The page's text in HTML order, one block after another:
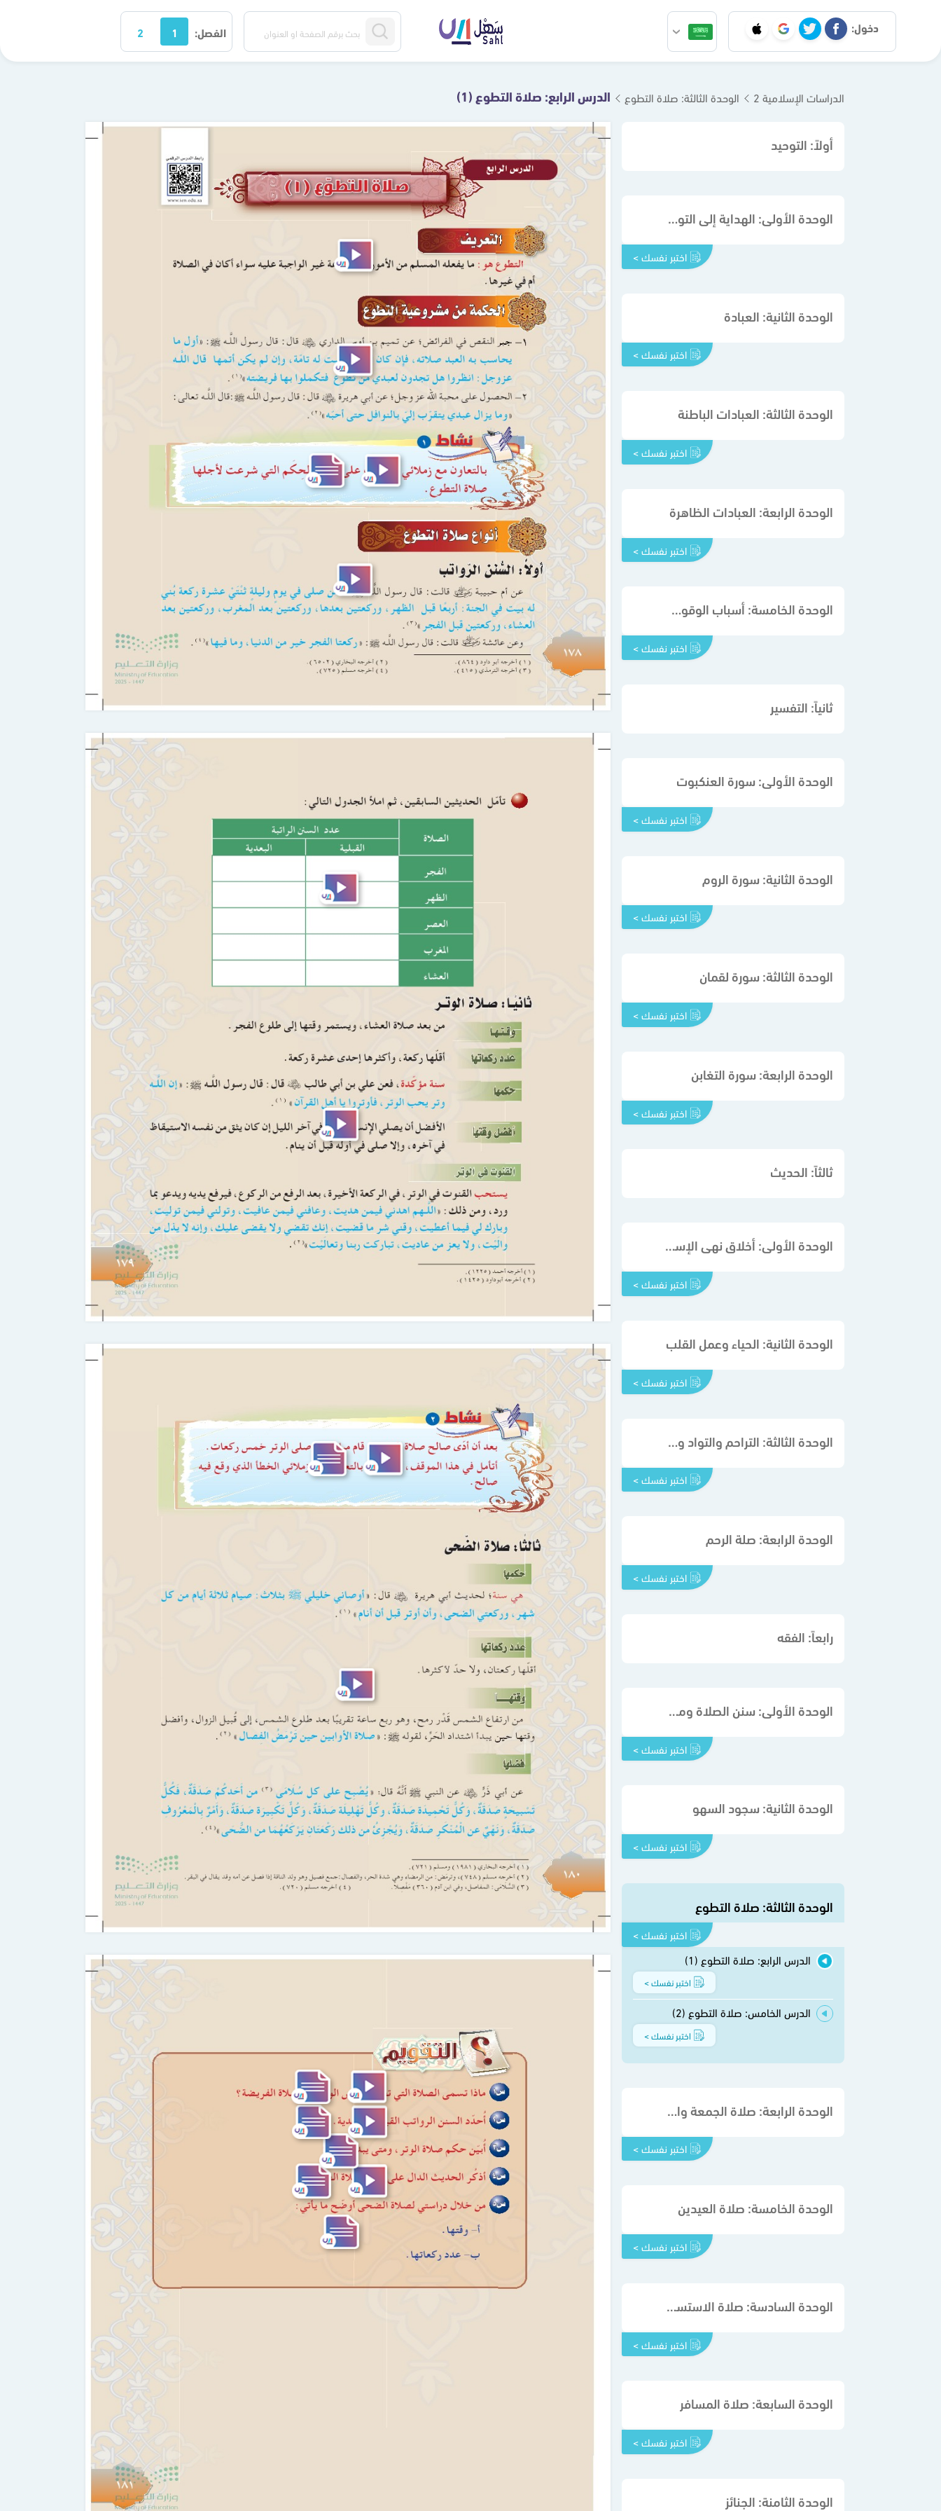
دخول: الفصل: 1
2
الدراسات الإسلامية 2 الوحدة الثالثة: صلاة التطوع الدرس الرابع: صلاة التطوع (1)
أولاً: التوحيد
الوحدة الأولى: الهداية إلى التوحيد ونتائجه في الدنيا والآخرة
اختبر نفسك >
الوحدة الثانية: العبادة
اختبر نفسك >
الوحدة الثالثة: العبادات الباطنة
اختبر نفسك >
الوحدة الرابعة: العبادات الظاهرة
اختبر نفسك >
الوحدة الخامسة: أسباب الوقوع في الشرك
اختبر نفسك >
ثانياً: التفسير
الوحدة الأولى: سورة العنكبوت
اختبر نفسك >
الوحدة الثانية: سورة الروم
اختبر نفسك >
الوحدة الثالثة: سورة لقمان
اختبر نفسك >
الوحدة الرابعة: سورة التغابن
اختبر نفسك >
ثالثاً: الحديث
الوحدة الأولى: أخلاق نهى الإسلام عنها
اختبر نفسك >
الوحدة الثانية: الحياء وعمل القلب
اختبر نفسك >
الوحدة الثالثة: التراحم والتواد والصلة بين المسلمين
اختبر نفسك >
الوحدة الرابعة: صلة الرحم
اختبر نفسك >
رابعاً: الفقه
الوحدة الأولى: سنن الصلاة ومكروهاتها ومبطلاتها
اختبر نفسك >
الوحدة الثانية: سجود السهو
اختبر نفسك >
الوحدة الثالثة: صلاة التطوع
اختبر نفسك >
الدرس الرابع: صلاة التطوع (1)
اختبر نفسك >
الدرس الخامس: صلاة التطوع (2)
اختبر نفسك >
الوحدة الرابعة: صلاة الجمعة والجماعة
اختبر نفسك >
الوحدة الخامسة: صلاة العيدين
اختبر نفسك >
الوحدة السادسة: صلاة الاستسقاء وصلاة الكسوف والخسوف
اختبر نفسك >
الوحدة السابعة: صلاة المسافر
اختبر نفسك >
الوحدة الثامنة: الجنائز